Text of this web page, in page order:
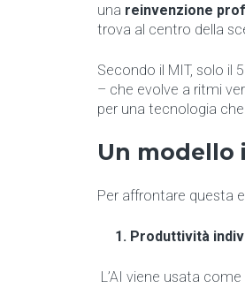
una reinvenzione
trova al centro della
Secondo il MIT, solo il
– che evolve a ritmi
per una tecnologia
Un modello
Per affrontare questa
1. Produttività
L’AI viene usata